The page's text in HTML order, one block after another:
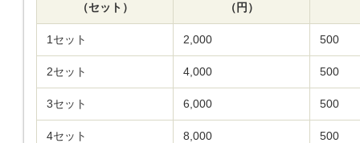
（セット）
（円）
1セット 2,000 500
2セット 4,000 500
3セット 6,000 500
4セット 8,000 500